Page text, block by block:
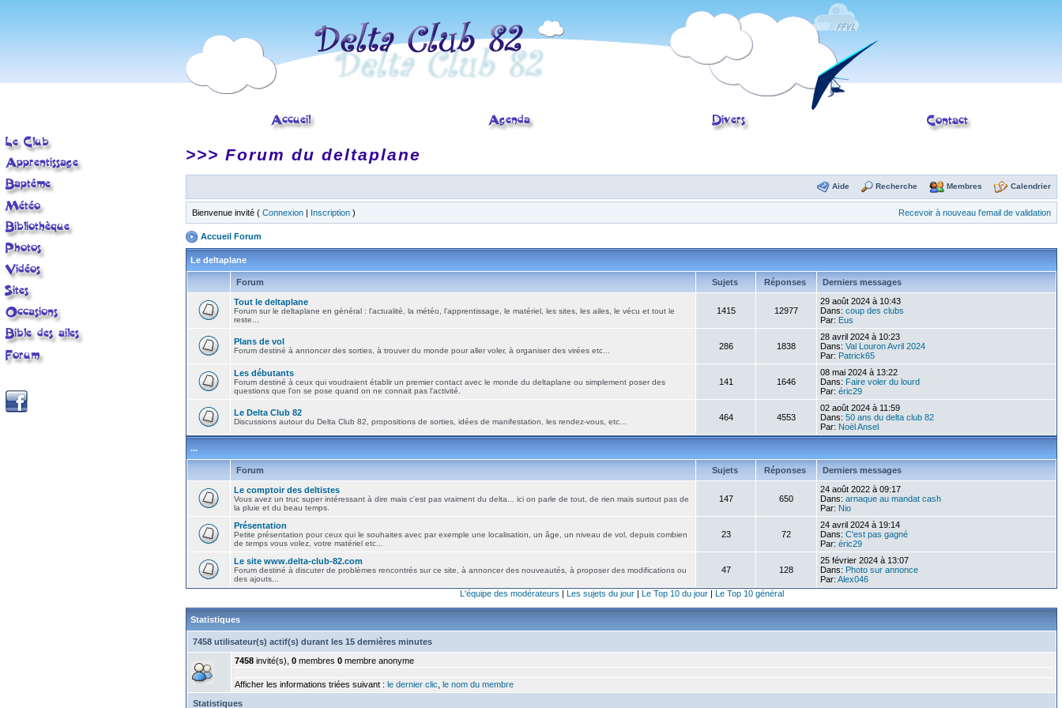
>>> Forum du deltaplane
Aide Recherche Membres Calendrier
Bienvenue invité ( Connexion | Inscription ) Recevoir à nouveau l'email de validation
Accueil Forum
Le deltaplane
Forum Sujets Réponses Derniers messages
Tout le deltaplane
Forum sur le deltaplane en général : l'actualité, la météo, l'apprentissage, le matériel, les sites, les ailes, le vécu et tout le
reste...
1415 12977
29 août 2024 à 10:43
Dans: coup des clubs
Par: Eus
Plans de vol
Forum destiné à annoncer des sorties, à trouver du monde pour aller voler, à organiser des virées etc... 286 1838
28 avril 2024 à 10:23
Dans: Val Louron Avril 2024
Par: Patrick65
Les débutants
Forum destiné à ceux qui voudraient établir un premier contact avec le monde du deltaplane ou simplement poser des
questions que l'on se pose quand on ne connait pas l'activité.
141 1646
08 mai 2024 à 13:22
Dans: Faire voler du lourd
Par: éric29
Le Delta Club 82
Discussions autour du Delta Club 82, propositions de sorties, idées de manifestation, les rendez-vous, etc... 464 4553
02 août 2024 à 11:59
Dans: 50 ans du delta club 82
Par: Noël Ansel
...
Forum Sujets Réponses Derniers messages
Le comptoir des deltistes
Vous avez un truc super intéressant à dire mais c'est pas vraiment du delta... ici on parle de tout, de rien mais surtout pas de
la pluie et du beau temps.
147 650
24 août 2022 à 09:17
Dans: arnaque au mandat cash
Par: Nio
Présentation
Petite présentation pour ceux qui le souhaites avec par exemple une localisation, un âge, un niveau de vol, depuis combien
de temps vous volez, votre matériel etc...
23 72
24 avril 2024 à 19:14
Dans: C'est pas gagné
Par: éric29
Le site www.delta-club-82.com
Forum destiné à discuter de problèmes rencontrés sur ce site, à annoncer des nouveautés, à proposer des modifications ou
des ajouts...
47 128
25 février 2024 à 13:07
Dans: Photo sur annonce
Par: Alex046
L'équipe des modérateurs | Les sujets du jour| Le Top 10 du jour| Le Top 10 général
Statistiques
7458 utilisateur(s) actif(s) durant les 15 dernières minutes
7458 invité(s), 0 membres 0 membre anonyme
Afficher les informations triées suivant : le dernier clic le nom du membre
Statistiques